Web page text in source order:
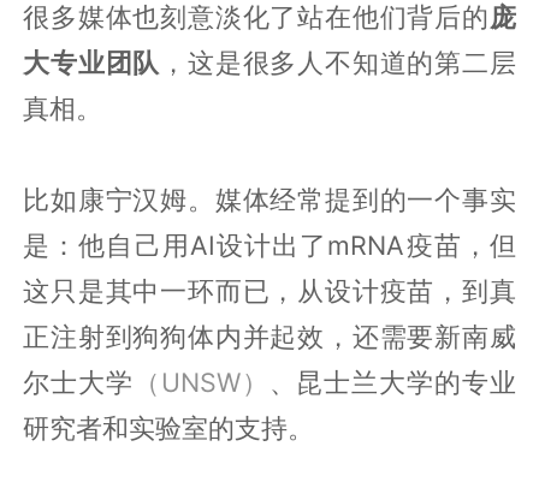
很多媒体也刻意淡化了站在他们背后的庞
大专业团队 ，这是很多人不知道的第二层
真相。
比如康宁汉姆。媒体经常提到的一个事实
是：他自己用AI设计出了mRNA疫苗，但
这只是其中一环而已，从设计疫苗，到真
正注射到狗狗体内并起效，还需要新南威
尔士大学 （UNSW） 、昆士兰大学的专业
研究者和实验室的支持。